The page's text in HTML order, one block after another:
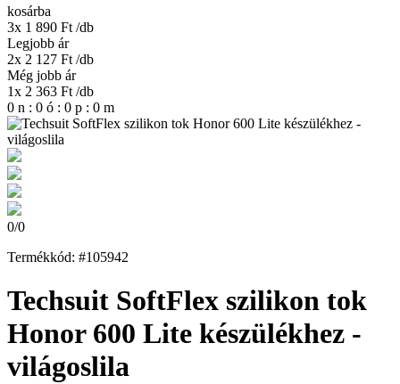
kosárba
3x 1 890 Ft /db
Legjobb ár
2x 2 127 Ft /db
Még jobb ár
1x 2 363 Ft /db
0 n : 0 ó : 0 p : 0 m
0/0
Termékkód: #105942
Techsuit SoftFlex szilikon tok
Honor 600 Lite készülékhez -
világoslila